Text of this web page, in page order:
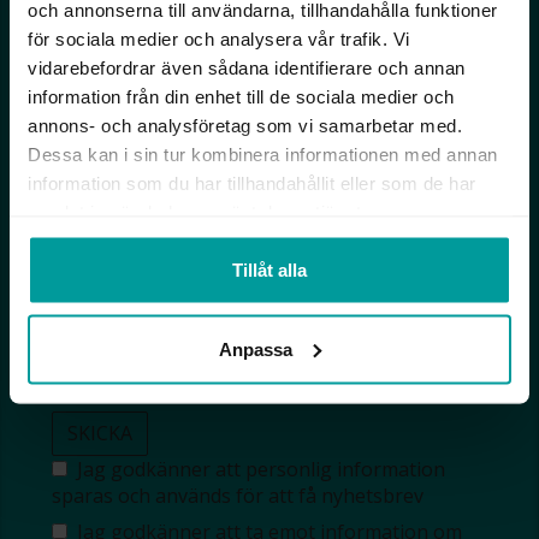
och annonserna till användarna, tillhandahålla funktioner
för sociala medier och analysera vår trafik. Vi
vidarebefordrar även sådana identifierare och annan
information från din enhet till de sociala medier och
annons- och analysföretag som vi samarbetar med.
Dessa kan i sin tur kombinera informationen med annan
information som du har tillhandahållit eller som de har
Tillåt alla
Anpassa
Lediga jobb
Företagskund
Affiliateinformation
Integritetspolicy
Köpvillkor
Våra tävlingar
Guldlotten
Graverbara produkter
Rosa Bandet
Wolt
Tips & råd
Black Friday
Bröllopsmässa
Alla erbjudanden
Jag godkänner att personlig information
sparas och används för att få nyhetsbrev
Jag godkänner att ta emot information om